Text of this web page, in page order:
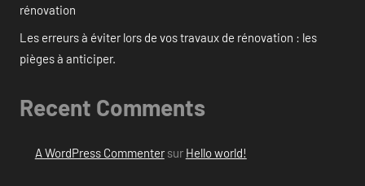
rénovation
Les erreurs à éviter lors de vos travaux de rénovation : les
pièges à anticiper.
Recent Comments
A WordPress Commentersur Hello world!